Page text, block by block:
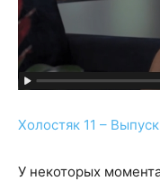
Холостяк 11 –
У некоторых